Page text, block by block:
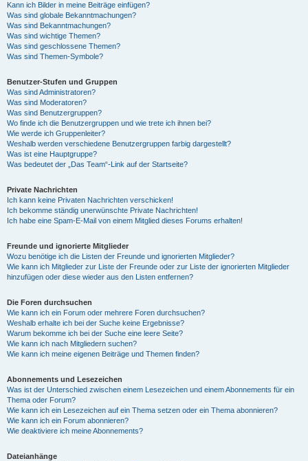
Kann ich Bilder in meine Beiträge einfügen?
Was sind globale Bekanntmachungen?
Was sind Bekanntmachungen?
Was sind wichtige Themen?
Was sind geschlossene Themen?
Was sind Themen-Symbole?
Benutzer-Stufen und Gruppen
Was sind Administratoren?
Was sind Moderatoren?
Was sind Benutzergruppen?
Wo finde ich die Benutzergruppen und wie trete ich ihnen bei?
Wie werde ich Gruppenleiter?
Weshalb werden verschiedene Benutzergruppen farbig dargestellt?
Was ist eine Hauptgruppe?
Was bedeutet der „Das Team“-Link auf der Startseite?
Private Nachrichten
Ich kann keine Privaten Nachrichten verschicken!
Ich bekomme ständig unerwünschte Private Nachrichten!
Ich habe eine Spam-E-Mail von einem Mitglied dieses Forums erhalten!
Freunde und ignorierte Mitglieder
Wozu benötige ich die Listen der Freunde und ignorierten Mitglieder?
Wie kann ich Mitglieder zur Liste der Freunde oder zur Liste der ignorierten Mitglieder
hinzufügen oder diese wieder aus den Listen entfernen?
Die Foren durchsuchen
Wie kann ich ein Forum oder mehrere Foren durchsuchen?
Weshalb erhalte ich bei der Suche keine Ergebnisse?
Warum bekomme ich bei der Suche eine leere Seite?
Wie kann ich nach Mitgliedern suchen?
Wie kann ich meine eigenen Beiträge und Themen finden?
Abonnements und Lesezeichen
Was ist der Unterschied zwischen einem Lesezeichen und einem Abonnements für ein
Thema oder Forum?
Wie kann ich ein Lesezeichen auf ein Thema setzen oder ein Thema abonnieren?
Wie kann ich ein Forum abonnieren?
Wie deaktiviere ich meine Abonnements?
Dateianhänge